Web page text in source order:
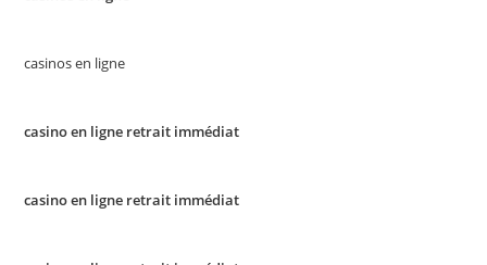
casinos en ligne
casino en ligne retrait immédiat
casino en ligne retrait immédiat